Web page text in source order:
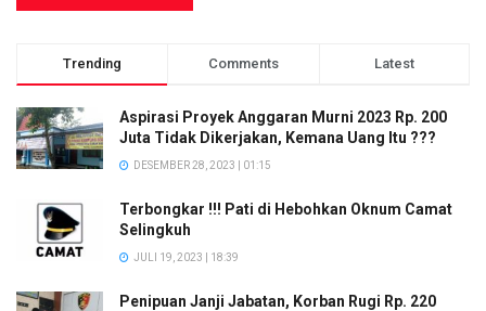
Trending Comments Latest
Aspirasi Proyek Anggaran Murni 2023 Rp. 200
Juta Tidak Dikerjakan, Kemana Uang Itu ???
DESEMBER 28, 2023 | 01:15
Terbongkar !!! Pati di Hebohkan Oknum Camat
Selingkuh
JULI 19, 2023 | 18:39
Penipuan Janji Jabatan, Korban Rugi Rp. 220